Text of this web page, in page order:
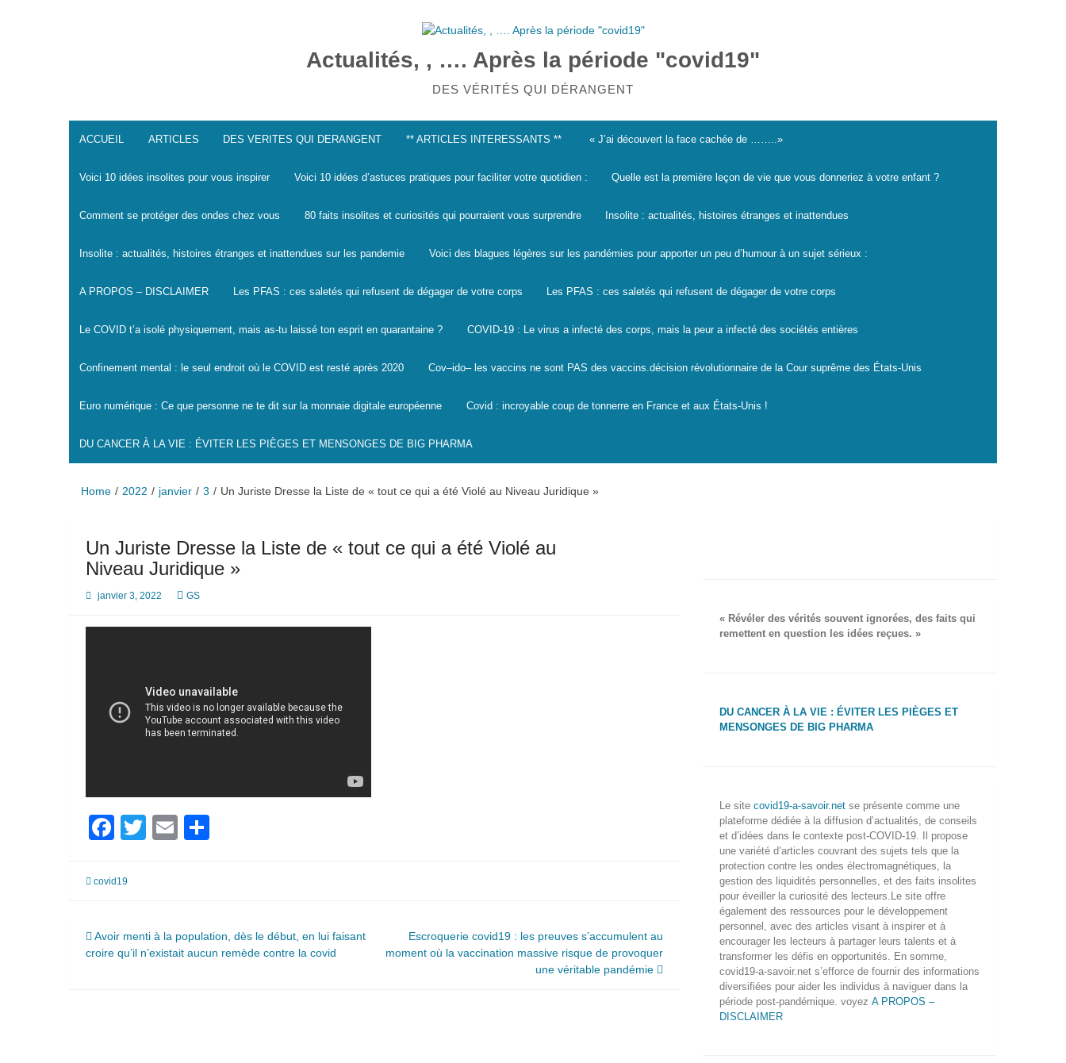
Actualités, , …. Après la période "covid19"
DES VÉRITÉS QUI DÉRANGENT
ACCUEIL ARTICLES DES VERITES QUI DERANGENT ** ARTICLES INTERESSANTS ** « J’ai découvert la face cachée de ……..»
Voici 10 idées insolites pour vous inspirer Voici 10 idées d’astuces pratiques pour faciliter votre quotidien : Quelle est la première leçon de vie que vous donneriez à votre enfant ?
Comment se protéger des ondes chez vous 80 faits insolites et curiosités qui pourraient vous surprendre Insolite : actualités, histoires étranges et inattendues
Insolite : actualités, histoires étranges et inattendues sur les pandemie Voici des blagues légères sur les pandémies pour apporter un peu d’humour à un sujet sérieux :
A PROPOS – DISCLAIMER Les PFAS : ces saletés qui refusent de dégager de votre corps Les PFAS : ces saletés qui refusent de dégager de votre corps
Le COVID t’a isolé physiquement, mais as-tu laissé ton esprit en quarantaine ? COVID-19 : Le virus a infecté des corps, mais la peur a infecté des sociétés entières
Confinement mental : le seul endroit où le COVID est resté après 2020 Cov–ido– les vaccins ne sont PAS des vaccins.décision révolutionnaire de la Cour suprême des États-Unis
Euro numérique : Ce que personne ne te dit sur la monnaie digitale européenne Covid : incroyable coup de tonnerre en France et aux États-Unis !
DU CANCER À LA VIE : ÉVITER LES PIÈGES ET MENSONGES DE BIG PHARMA
Home 2022 janvier 3 Un Juriste Dresse la Liste de « tout ce qui a été Violé au Niveau Juridique »
Un Juriste Dresse la Liste de « tout ce qui a été Violé au
Niveau Juridique »
janvier 3, 2022 GS
Facebook
TwitterEmail
covid19
Navigation
Avoir menti à la population, dès le début, en lui faisant
croire qu’il n’existait aucun remède contre la covid
Escroquerie covid19 : les preuves s’accumulent au
moment où la vaccination massive risque de provoquer
une véritable pandémie
« Révéler des vérités souvent ignorées, des faits qui
remettent en question les idées reçues. »
DU CANCER À LA VIE : ÉVITER LES PIÈGES ET
MENSONGES DE BIG PHARMA
Le site covid19-a-savoir.netse présente comme une
plateforme dédiée à la diffusion d’actualités, de conseils
et d’idées dans le contexte post-COVID-19. Il propose
une variété d’articles couvrant des sujets tels que la
protection contre les ondes électromagnétiques, la
gestion des liquidités personnelles, et des faits insolites
pour éveiller la curiosité des lecteurs.Le site offre
également des ressources pour le développement
personnel, avec des articles visant à inspirer et à
encourager les lecteurs à partager leurs talents et à
transformer les défis en opportunités. En somme,
covid19-a-savoir.net s’efforce de fournir des informations
diversifiées pour aider les individus à naviguer dans la
période post-pandémique. voyez A PROPOS –
DISCLAIMER